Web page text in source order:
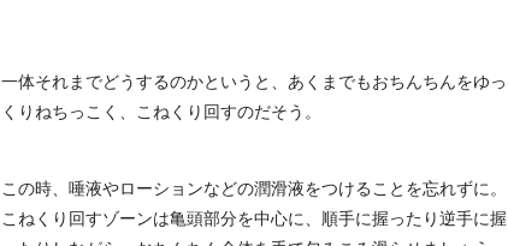
一体それまでどうするのかというと、あくまでもおちんちんをゆっ
くりねちっこく、こねくり回すのだそう。
この時、唾液やローションなどの潤滑液をつけることを忘れずに。
こねくり回すゾーンは亀頭部分を中心に、順手に握ったり逆手に握